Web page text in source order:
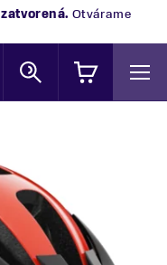
zatvorená. Otvárame